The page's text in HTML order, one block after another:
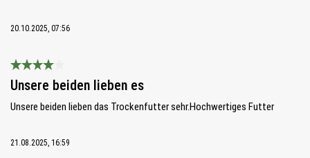
20.10.2025, 07:56
Bewertung mit 4 von 5 Sternen
Unsere beiden lieben es
Unsere beiden lieben das Trockenfutter sehr.Hochwertiges Futter
21.08.2025, 16:59